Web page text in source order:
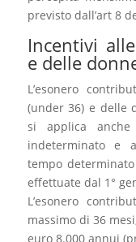
previsto dall’art 8
Incentivi
e delle
L’esonero
(under 36) e delle
si applica
indeterminato e
tempo
effettuate dal 1°
L’esonero
massimo di 36
euro 8.000 annui